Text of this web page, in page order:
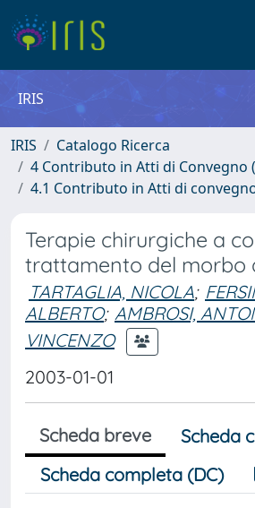
IRIS
IRIS
Catalogo Ricerca
4 Contributo in Atti di Convegno
4.1 Contributo in Atti di
Terapie chirurgiche a
trattamento del morbo
TARTAGLIA, NICOLA;
ALBERTO; AMBROSI,
VINCENZO
2003-01-01
Scheda breve
Scheda
Scheda completa (DC)